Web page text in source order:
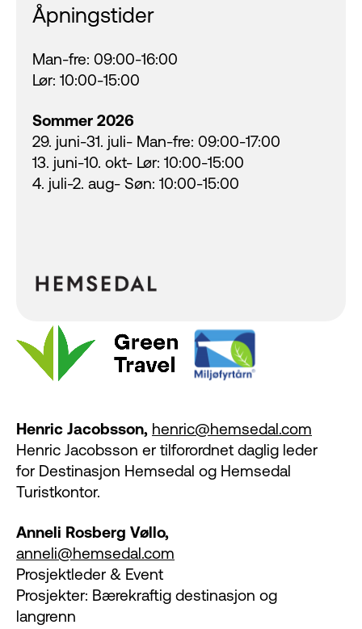
Henric Jacobsson, henric@hemsedal.com
Henric Jacobsson er tilforordnet daglig leder
for Destinasjon Hemsedal og Hemsedal
Turistkontor.
Anneli Rosberg Vøllo,
anneli@hemsedal.com
Prosjektleder & Event
Prosjekter: Bærekraftig destinasjon og
langrenn
Åpningstider
Man-fre: 09:00-16:00
Lør: 10:00-15:00
Sommer 2026
29. juni-31. juli- Man-fre: 09:00-17:00
13. juni-10. okt- Lør: 10:00-15:00
4. juli-2. aug- Søn: 10:00-15:00